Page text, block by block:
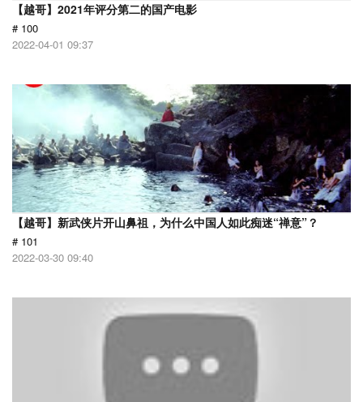
【越哥】2021年评分第二的国产电影
# 100
2022-04-01 09:37
【越哥】新武侠片开山鼻祖，为什么中国人如此痴迷“禅意”？
# 101
2022-03-30 09:40